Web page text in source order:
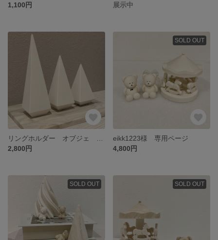
1,100円
展示中
2,800円
SOLD OUT
eikk1223様 専用ページ
4,800円
SOLD OUT SOLD OUT